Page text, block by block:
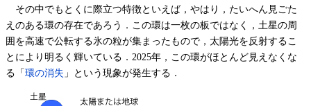
その中でもとくに際立つ特徴といえば，やはり，たいへん見ごた
えのある環の存在であろう．この環は一枚の板ではなく，土星の周
囲を高速で公転する氷の粒が集まったもので，太陽光を反射するこ
とにより明るく輝いている．2025年，この環がほとんど見えなくな
る「環の消失 」という現象が発生する．